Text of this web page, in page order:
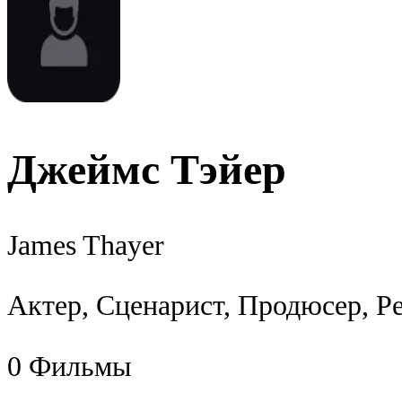
Джеймс Тэйер
James Thayer
Актер, Сценарист, Продюсер,
0 Фильмы